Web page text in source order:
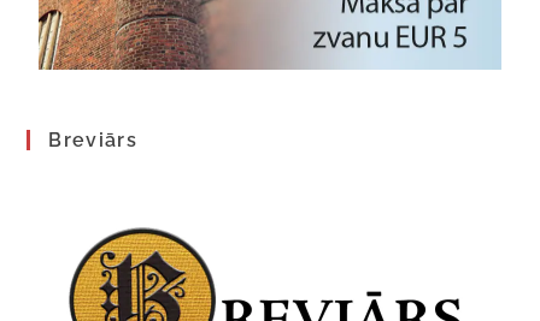
Breviārs